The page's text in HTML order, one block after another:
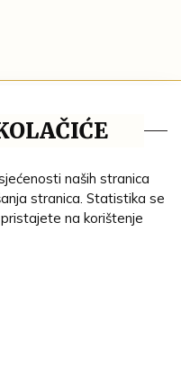
naših stranica
stranica. Statistika se
na korištenje